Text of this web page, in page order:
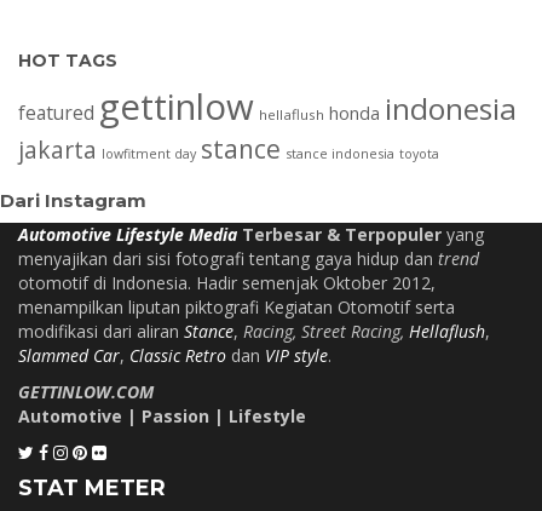
HOT TAGS
featured gettinlow hellaflush honda indonesia
jakarta lowfitment day stance stance indonesia toyota
Dari Instagram
Automotive Lifestyle Media Terbesar & Terpopuler yang
menyajikan dari sisi fotografi tentang gaya hidup dan trend
otomotif di Indonesia. Hadir semenjak Oktober 2012,
menampilkan liputan piktografi Kegiatan Otomotif serta
modifikasi dari aliran Stance, Racing, Street Racing, Hellaflush,
Slammed Car, Classic Retro dan VIP style.
GETTINLOW.COM
Automotive | Passion | Lifestyle
STAT METER